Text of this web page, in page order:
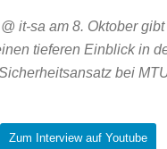
it-sa am 8. Oktober gibt
tieferen Einblick in
bei
Zum Interview auf Youtube